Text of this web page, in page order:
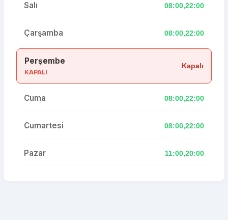
Salı 08:00,22:00
Çarşamba 08:00,22:00
Perşembe
KAPALI
Kapalı
Cuma 08:00,22:00
Cumartesi 08:00,22:00
Pazar 11:00,20:00